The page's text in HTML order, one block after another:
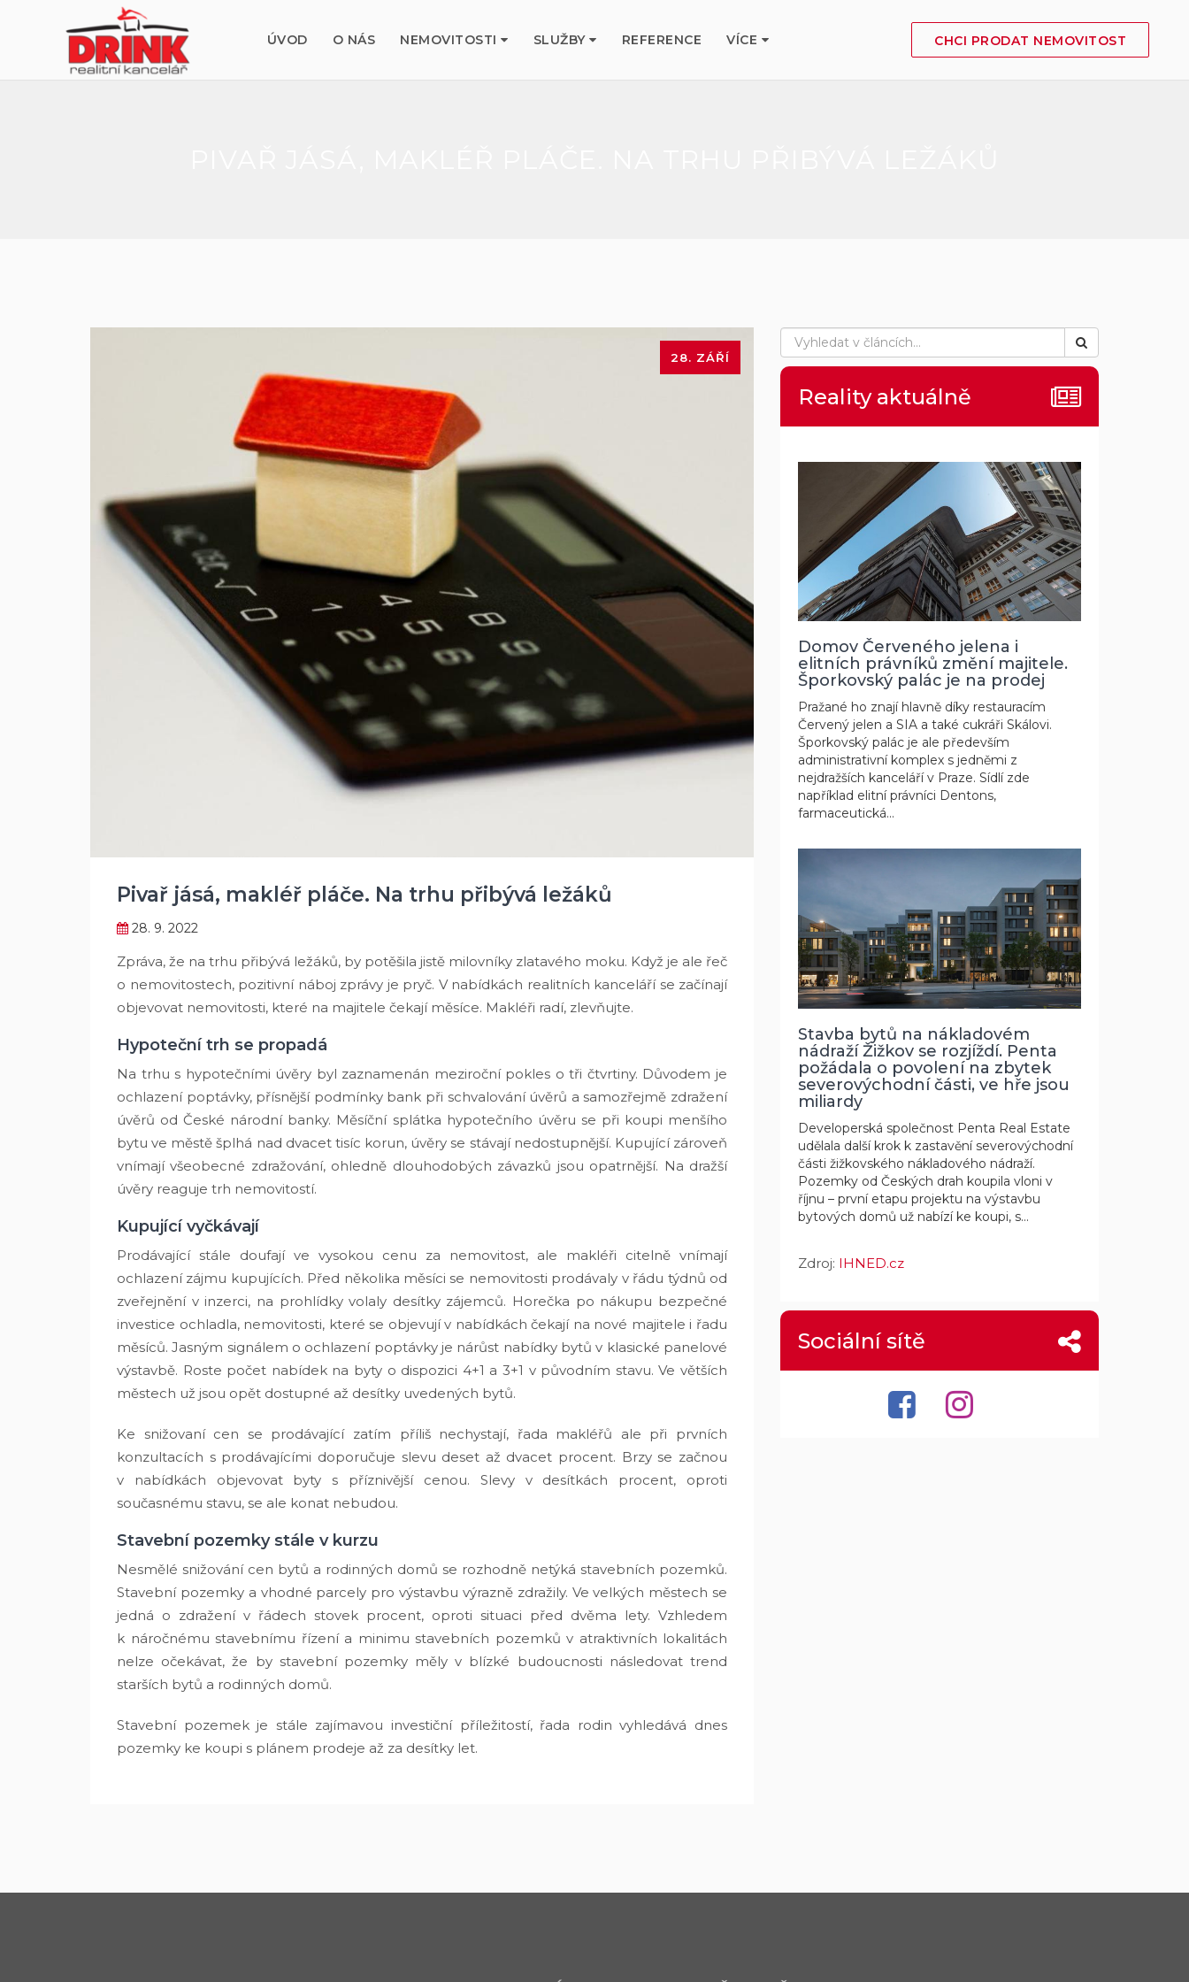
ÚVOD O NÁS NEMOVITOSTI SLUŽBY REFERENCE VÍCE CHCI PRODAT NEMOVITOST
Pivař jásá, makléř pláče. Na trhu přibývá ležáků
28. 9. 2022
28. ZÁŘÍ
Zpráva, že na trhu přibývá ležáků, by potěšila jistě milovníky zlatavého moku. Když je ale řeč
o nemovitostech, pozitivní náboj zprávy je pryč. V nabídkách realitních kanceláří se začínají
objevovat nemovitosti, které na majitele čekají měsíce. Makléři radí, zlevňujte.
Hypoteční trh se propadá
Na trhu s hypotečními úvěry byl zaznamenán meziroční pokles o tři čtvrtiny. Důvodem je
ochlazení poptávky, přísnější podmínky bank při schvalování úvěrů a samozřejmě zdražení
úvěrů od České národní banky. Měsíční splátka hypotečního úvěru se při koupi menšího
bytu ve městě šplhá nad dvacet tisíc korun, úvěry se stávají nedostupnější. Kupující zároveň
vnímají všeobecné zdražování, ohledně dlouhodobých závazků jsou opatrnější. Na dražší
úvěry reaguje trh nemovitostí.
Kupující vyčkávají
Prodávající stále doufají ve vysokou cenu za nemovitost, ale makléři citelně vnímají
ochlazení zájmu kupujících. Před několika měsíci se nemovitosti prodávaly v řádu týdnů od
zveřejnění v inzerci, na prohlídky volaly desítky zájemců. Horečka po nákupu bezpečné
investice ochladla, nemovitosti, které se objevují v nabídkách čekají na nové majitele i řadu
měsíců. Jasným signálem o ochlazení poptávky je nárůst nabídky bytů v klasické panelové
výstavbě. Roste počet nabídek na byty o dispozici 4+1 a 3+1 v původním stavu. Ve větších
městech už jsou opět dostupné až desítky uvedených bytů.
Ke snižovaní cen se prodávající zatím příliš nechystají, řada makléřů ale při prvních
konzultacích s prodávajícími doporučuje slevu deset až dvacet procent. Brzy se začnou
v nabídkách objevovat byty s příznivější cenou. Slevy v desítkách procent, oproti
současnému stavu, se ale konat nebudou.
Stavební pozemky stále v kurzu
Nesmělé snižování cen bytů a rodinných domů se rozhodně netýká stavebních pozemků.
Stavební pozemky a vhodné parcely pro výstavbu výrazně zdražily. Ve velkých městech se
jedná o zdražení v řádech stovek procent, oproti situaci před dvěma lety. Vzhledem
k náročnému stavebnímu řízení a minimu stavebních pozemků v atraktivních lokalitách
nelze očekávat, že by stavební pozemky měly v blízké budoucnosti následovat trend
starších bytů a rodinných domů.
Stavební pozemek je stále zajímavou investiční příležitostí, řada rodin vyhledává dnes
pozemky ke koupi s plánem prodeje až za desítky let.
Reality aktuálně
Domov Červeného jelena i
elitních právníků změní majitele.
Šporkovský palác je na prodej
Pražané ho znají hlavně díky restauracím
Červený jelen a SIA a také cukráři Skálovi.
Šporkovský palác je ale především
administrativní komplex s jedněmi z
nejdražších kanceláří v Praze. Sídlí zde
například elitní právníci Dentons,
farmaceutická...
Stavba bytů na nákladovém
nádraží Žižkov se rozjíždí. Penta
požádala o povolení na zbytek
severovýchodní části, ve hře jsou
miliardy
Developerská společnost Penta Real Estate
udělala další krok k zastavění severovýchodní
části žižkovského nákladového nádraží.
Pozemky od Českých drah koupila vloni v
říjnu – první etapu projektu na výstavbu
bytových domů už nabízí ke koupi, s...
Zdroj: IHNED.cz
Sociální sítě